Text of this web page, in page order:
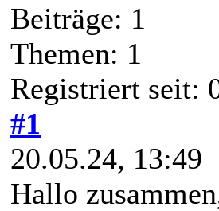
Beiträge: 1
Themen: 1
Registriert seit:
#1
20.05.24, 13:49
Hallo